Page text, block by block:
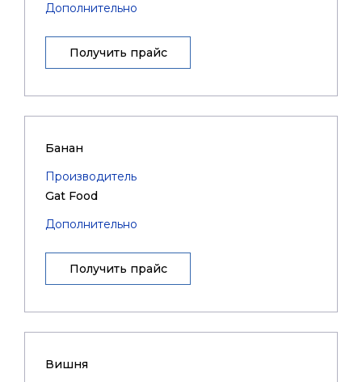
Дополнительно
Получить прайс
Банан
Производитель
Gat Food
Дополнительно
Получить прайс
Вишня